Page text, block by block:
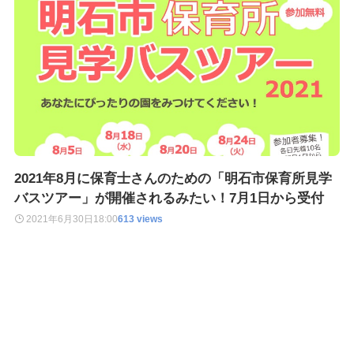
2021年8月に保育士さんのための「明石市保育所見学
バスツアー」が開催されるみたい！7月1日から受付
2021年6月30日 18:00613 views